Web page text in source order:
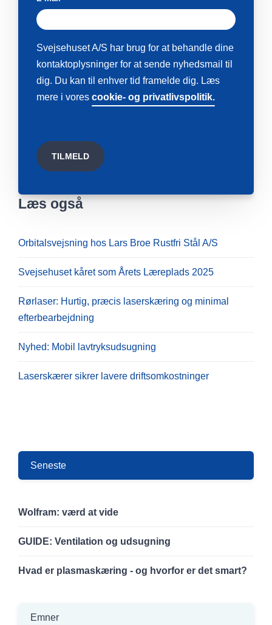
Svejsehuset A/S har brug for at behandle dine
kontaktoplysninger for at sende nyhedsmail til
dig. Du kan til enhver tid framelde dig. Læs
mere i vores cookie- og privatlivspolitik.
Læs også
Orbitalsvejsning hos Lars Broe Rustfri Stål A/S
Svejsehuset kåret som Årets Læreplads 2025
Rørlaser: Hurtig, præcis laserskæring og minimal
efterbearbejdning
Nyhed: Mobil lavtryksudsugning
Laserskærer sikrer lavere driftsomkostninger
Seneste
Wolfram: værd at vide
GUIDE: Ventilation og udsugning
Hvad er plasmaskæring - og hvorfor er det smart?
Emner